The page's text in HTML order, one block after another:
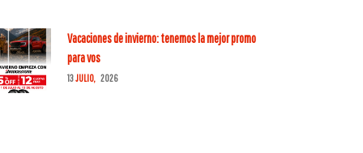
Vacaciones de invierno: tenemos la mejor promo
para vos
13JULIO, 2026